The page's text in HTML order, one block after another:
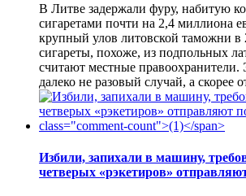
В Литве задержали фуру, набитую
сигаретами почти на 2,4 миллиона
крупный улов литовской таможни в
сигареты, похоже, из подпольных
считают местные
далеко не разовый случай, а скорее
Избили, запихали в машину,
четверых «рэкетиров»